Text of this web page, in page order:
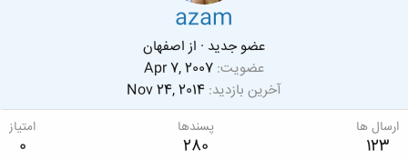
azam
عضو جدید · از اصفهان
عضویت Apr 7, 2007
آخرین بازدید Nov 24, 2014
ارسال ها
123
پسندها
280
امتیاز
0